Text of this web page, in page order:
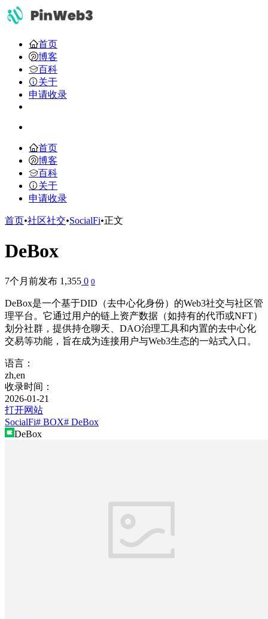
首页
博客
百科
关于
申请收录
首页
博客
百科
关于
申请收录
首页•社区社交•SocialFi•正文
DeBox
7个月前发布 1,355 0 0
DeBox是一个基于DID（去中心化身份）的Web3社交与社区管
理平台。它通过用户的链上资产数据（如持有的代币或NFT）
划分社群，提供持仓聊天、DAO治理工具和内置的去中心化
交易等功能，旨在成为连接用户与Web3生态的一站式入口。
语言：
zh,en
收录时间：
2026-01-21
打开网站
SocialFi# BOX# DeBox
DeBox